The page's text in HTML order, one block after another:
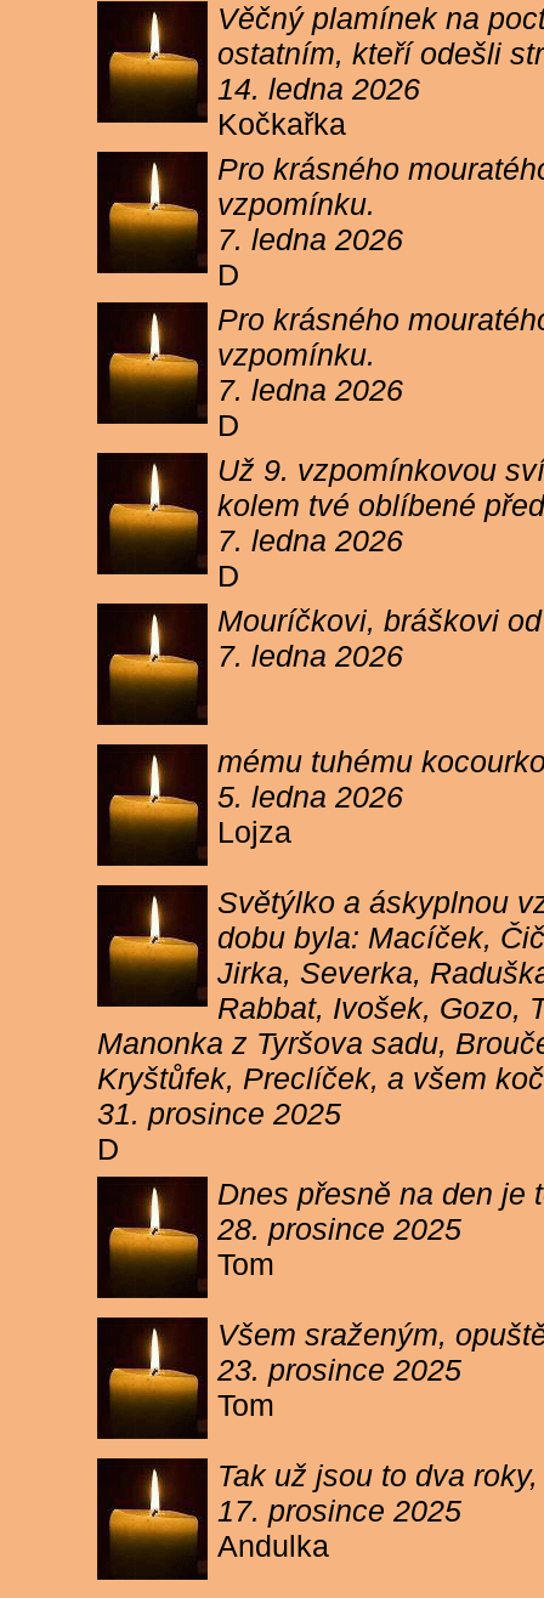
Věčný plamínek na
ostatním, kteří odešli
14. ledna 2026
Kočkařka
Pro krásného
vzpomínku.
7. ledna 2026
D
Pro krásného
vzpomínku.
7. ledna 2026
D
Už 9. vzpomínkovou
kolem tvé oblíbené
7. ledna 2026
D
Mouríčkovi, bráškovi
7. ledna 2026
mému tuhému
5. ledna 2026
Lojza
Světýlko a áskyplnou
dobu byla: Macíček,
Jirka, Severka,
Rabbat, Ivošek, Gozo,
Manonka z Tyršova sadu,
Kryštůfek, Preclíček, a všem
31. prosince 2025
D
Dnes přesně na den je
28. prosince 2025
Tom
Všem sraženým,
23. prosince 2025
Tom
Tak už jsou to dva
17. prosince 2025
Andulka